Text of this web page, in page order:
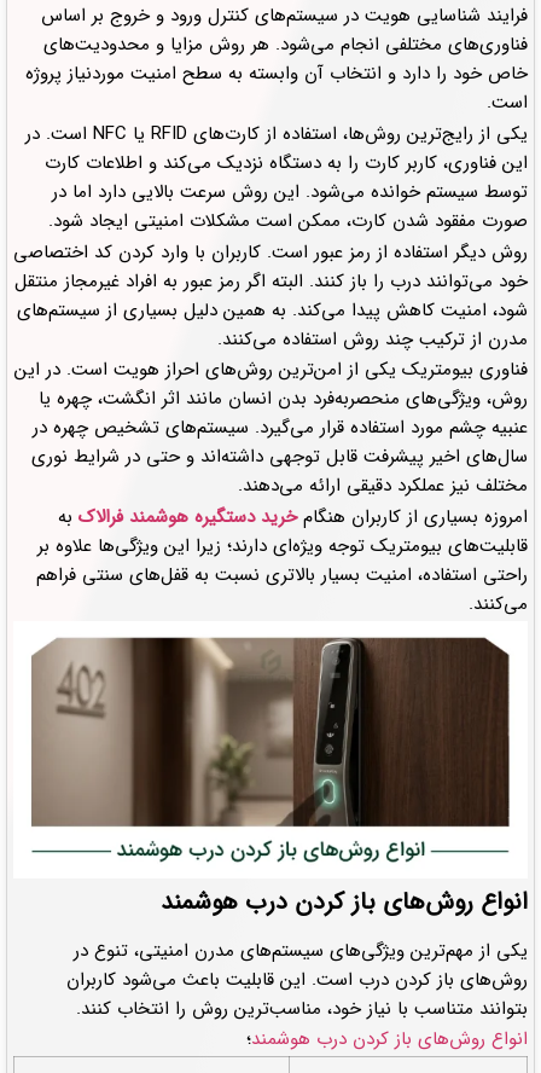
فرایند شناسایی هویت در سیستم‌های کنترل ورود و خروج بر اساس
فناوری‌های مختلفی انجام می‌شود. هر روش مزایا و محدودیت‌های
خاص خود را دارد و انتخاب آن وابسته به سطح امنیت موردنیاز پروژه
است.
یکی از رایج‌ترین روش‌ها، استفاده از کارت‌های RFID یا NFC است. در
این فناوری، کاربر کارت را به دستگاه نزدیک می‌کند و اطلاعات کارت
توسط سیستم خوانده می‌شود. این روش سرعت بالایی دارد اما در
صورت مفقود شدن کارت، ممکن است مشکلات امنیتی ایجاد شود.
روش دیگر استفاده از رمز عبور است. کاربران با وارد کردن کد اختصاصی
خود می‌توانند درب را باز کنند. البته اگر رمز عبور به افراد غیرمجاز منتقل
شود، امنیت کاهش پیدا می‌کند. به همین دلیل بسیاری از سیستم‌های
مدرن از ترکیب چند روش استفاده می‌کنند.
فناوری بیومتریک یکی از امن‌ترین روش‌های احراز هویت است. در این
روش، ویژگی‌های منحصر‌به‌فرد بدن انسان مانند اثر انگشت، چهره یا
عنبیه چشم مورد استفاده قرار می‌گیرد. سیستم‌های تشخیص چهره در
سال‌های اخیر پیشرفت قابل توجهی داشته‌اند و حتی در شرایط نوری
مختلف نیز عملکرد دقیقی ارائه می‌دهند.
امروزه بسیاری از کاربران هنگامخرید دستگیره هوشمند فرالاک به
قابلیت‌های بیومتریک توجه ویژه‌ای دارند؛ زیرا این ویژگی‌ها علاوه بر
راحتی استفاده، امنیت بسیار بالاتری نسبت به قفل‌های سنتی فراهم
می‌کنند.
انواع روش‌های باز کردن درب هوشمند
یکی از مهم‌ترین ویژگی‌های سیستم‌های مدرن امنیتی، تنوع در
روش‌های باز کردن درب است. این قابلیت باعث می‌شود کاربران
بتوانند متناسب با نیاز خود، مناسب‌ترین روش را انتخاب کنند.
انواع روش‌های باز کردن درب هوشمند؛